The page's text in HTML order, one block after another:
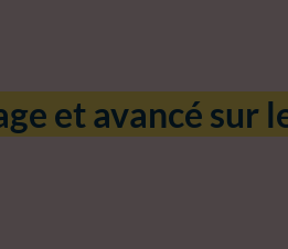
et avancé sur